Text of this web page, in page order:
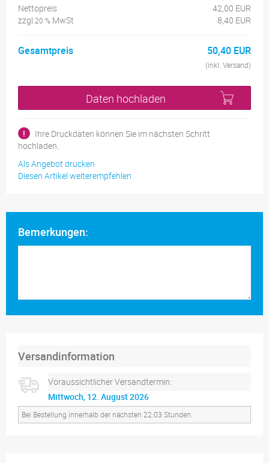
Nettopreis
42,00 EUR
zzgl.20 % MwSt 8,40 EUR
Gesamtpreis 50,40 EUR
(inkl. Versand)
Daten hochladen
!
Ihre Druckdaten können Sie im nächsten Schritt
hochladen.
Als Angebot drucken
Diesen Artikel weiterempfehlen
Bemerkungen:
Versandinformation
Voraussichtlicher Versandtermin:
Mittwoch, 12. August 2026
Bei Bestellung innerhalb der nächsten 22:02 Stunden.